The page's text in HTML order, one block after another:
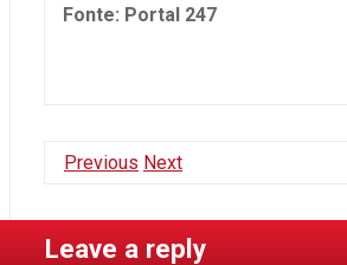
Fonte: Portal 247
Previous Next
Leave a reply